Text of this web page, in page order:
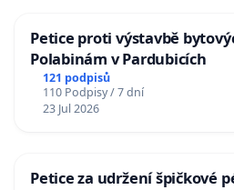
Petice proti výstavbě
Polabinám v Pardubicích
121 podpisů
110 Podpisy / 7 dní
23 Jul 2026
Petice za udržení špičkové